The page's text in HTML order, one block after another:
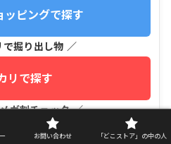
ピングで探す
掘り出し物 ／
リで探す
ガ割チェック ／
お問い合わせ 「どこストア」の中の人